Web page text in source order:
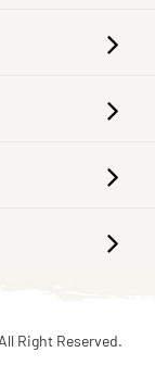
Right Reserved.